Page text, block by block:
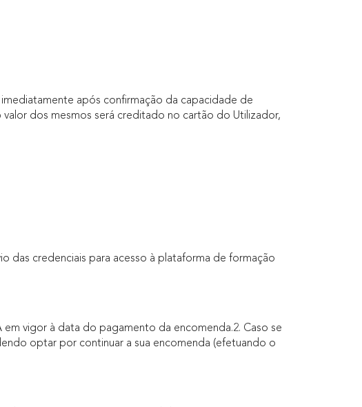
após confirmação da capacidade de
dos mesmos será creditado no cartão do Utilizador,
das credenciais para acesso à plataforma de formação
vigor à data do pagamento da encomenda.2. Caso se
optar por continuar a sua encomenda (efetuando o